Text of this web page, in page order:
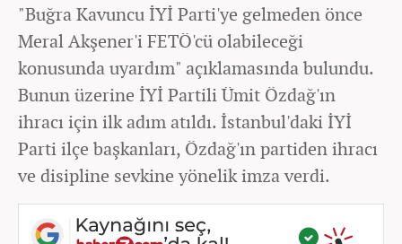
"Buğra Kavuncu İYİ Parti'ye gelmeden önce
Meral Akşener'i FETÖ'cü olabileceği
konusunda uyardım" açıklamasında bulundu.
Bunun üzerine İYİ Partili Ümit Özdağ'ın
ihracı için ilk adım atıldı. İstanbul'daki İYİ
Parti ilçe başkanları, Özdağ'ın partiden ihracı
ve disipline sevkine yönelik imza verdi.